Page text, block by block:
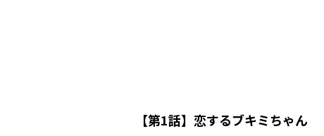
【第1話】 恋するブキミちゃん